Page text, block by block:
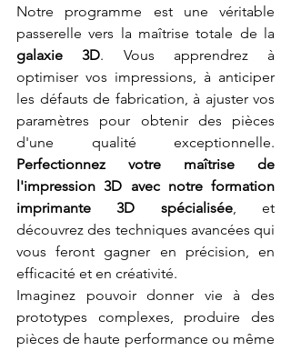
Notre programme est une véritable
galaxie 3D. Vous apprendrez à
optimiser vos impressions, à anticiper
les défauts de fabrication, à ajuster vos
paramètres pour obtenir des pièces
Perfectionnez votre maîtrise de
l'impression 3D avec notre formation
imprimante 3D spécialisée, et
découvrez des techniques avancées qui
vous feront gagner en précision, en
efficacité et en créativité.
Imaginez pouvoir donner vie à des
prototypes complexes, produire des
pièces de haute performance ou même